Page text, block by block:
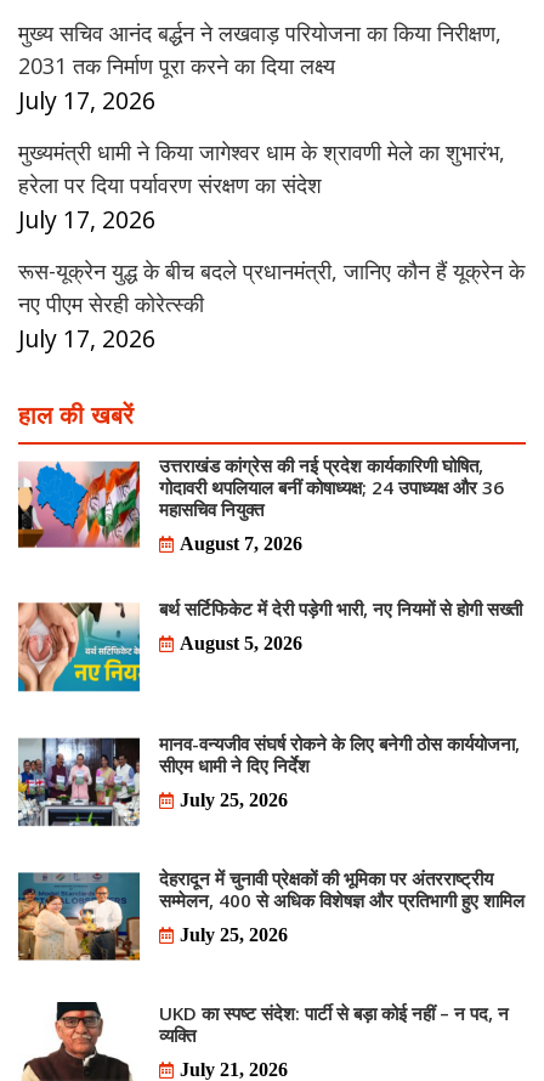
मुख्य सचिव आनंद बर्द्धन ने लखवाड़ परियोजना का किया निरीक्षण,
2031 तक निर्माण पूरा करने का दिया लक्ष्य
July 17, 2026
मुख्यमंत्री धामी ने किया जागेश्वर धाम के श्रावणी मेले का शुभारंभ,
हरेला पर दिया पर्यावरण संरक्षण का संदेश
July 17, 2026
रूस-यूक्रेन युद्ध के बीच बदले प्रधानमंत्री, जानिए कौन हैं यूक्रेन के
नए पीएम सेरही कोरेत्स्की
July 17, 2026
हाल की खबरें
उत्तराखंड कांग्रेस की नई प्रदेश कार्यकारिणी घोषित,
गोदावरी थपलियाल बनीं कोषाध्यक्ष; 24 उपाध्यक्ष और 36
महासचिव नियुक्त
August 7, 2026
बर्थ सर्टिफिकेट में देरी पड़ेगी भारी, नए नियमों से होगी सख्ती
August 5, 2026
मानव-वन्यजीव संघर्ष रोकने के लिए बनेगी ठोस कार्ययोजना,
सीएम धामी ने दिए निर्देश
July 25, 2026
देहरादून में चुनावी प्रेक्षकों की भूमिका पर अंतरराष्ट्रीय
सम्मेलन, 400 से अधिक विशेषज्ञ और प्रतिभागी हुए शामिल
July 25, 2026
UKD का स्पष्ट संदेश: पार्टी से बड़ा कोई नहीं – न पद, न
व्यक्ति
July 21, 2026